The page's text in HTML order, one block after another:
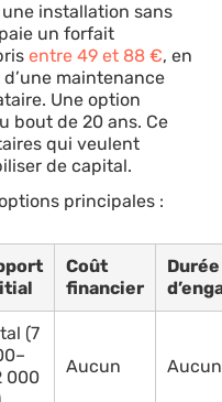
une installation sans
un forfait
entre 49 et 88 €, en
maintenance
Une option
bout de 20 ans. Ce
qui veulent
de capital.
principales :
Coût
financier
Durée
(7
000
Aucun